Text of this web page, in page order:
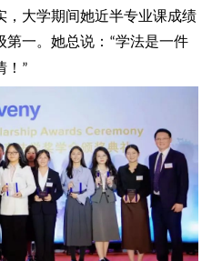
，大学期间她近半专业课成绩
一。她总说： “学法是一件
”